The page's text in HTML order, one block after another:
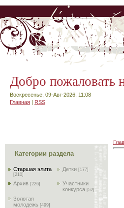
Добро пожаловать
Воскресенье, 09-Авг-2026, 11:08
Главная | RSS
Категории раздела
Старшая элита
[210]
Детки [177]
Архив [226]
Участники
конкурса [52]
Золотая
молодежь [499]